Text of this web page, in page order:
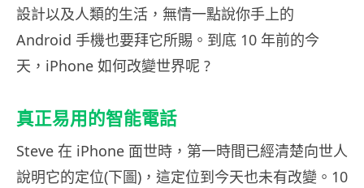
設計以及人類的生活，無情一點說你手上的
Android 手機也要拜它所賜。到底 10 年前的今
天，iPhone 如何改變世界呢 ?
真正易用的智能電話
Steve 在 iPhone 面世時，第一時間已經清楚向世人
說明它的定位(下圖)，這定位到今天也未有改變。10